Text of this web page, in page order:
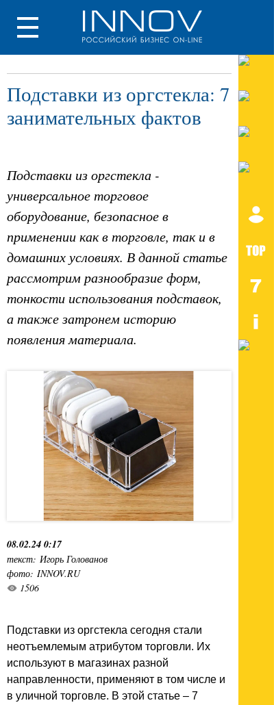
Подставки из оргстекла: 7
занимательных фактов
Подставки из оргстекла -
универсальное торговое
оборудование, безопасное в
применении как в торговле, так и в
домашних условиях. В данной статье
рассмотрим разнообразие форм,
тонкости использования подставок,
а также затронем историю
появления материала.
08.02.24 0:17
текст: Игорь Голованов
фото: INNOV.RU
1506
Подставки из оргстекла сегодня стали
неотъемлемым атрибутом торговли. Их
используют в магазинах разной
направленности, применяют в том числе и
в уличной торговле. В этой статье – 7